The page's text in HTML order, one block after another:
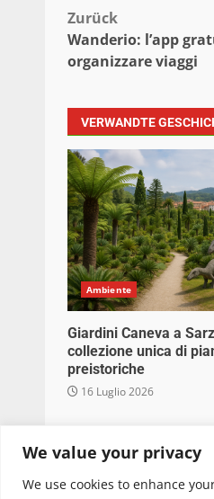
We value your privacy
We use cookies to enhance
Zurück
Wanderio: l’app
organizzare viaggi
VERWANDTE
Ambiente
Giardini Caneva a
collezione unica di
preistoriche
16 Luglio 2026
Copyright © 2025
quanto viene